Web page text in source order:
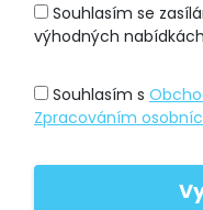
Souhlasím se
výhodných nabídkách
Souhlasím s
Zpracováním